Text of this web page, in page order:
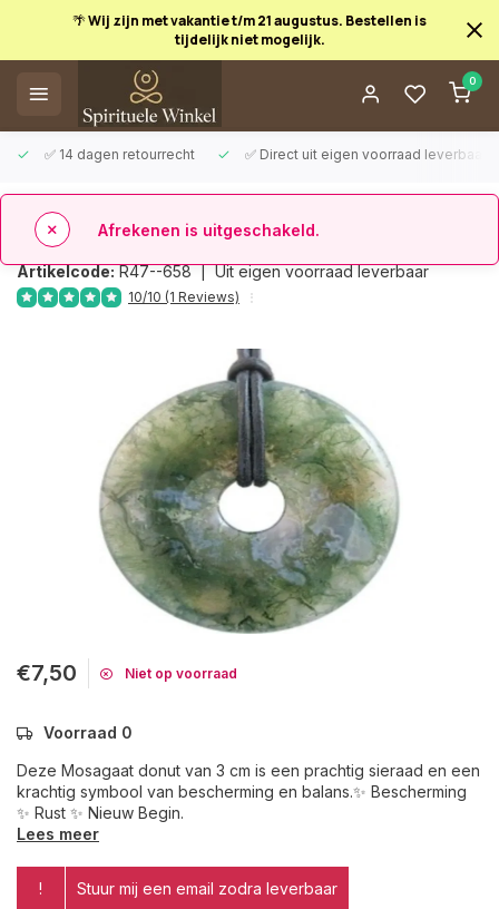
🌴 Wij zijn met vakantie t/m 21 augustus. Bestellen is
tijdelijk niet mogelijk.
0
✅ 14 dagen retourrecht ✅ Direct uit eigen voorraad leverbaar
Afrekenen is uitgeschakeld.
Donut mosagaat 3 cm
Artikelcode:R47--658 |Uit eigen voorraad leverbaar
10/10 (1 Reviews)
€7,50 Niet op voorraad
Voorraad 0
Deze Mosagaat donut van 3 cm is een prachtig sieraad en een
krachtig symbool van bescherming en balans.✨ Bescherming
✨ Rust ✨ Nieuw Begin.
Lees meer
! Stuur mij een email zodra leverbaar